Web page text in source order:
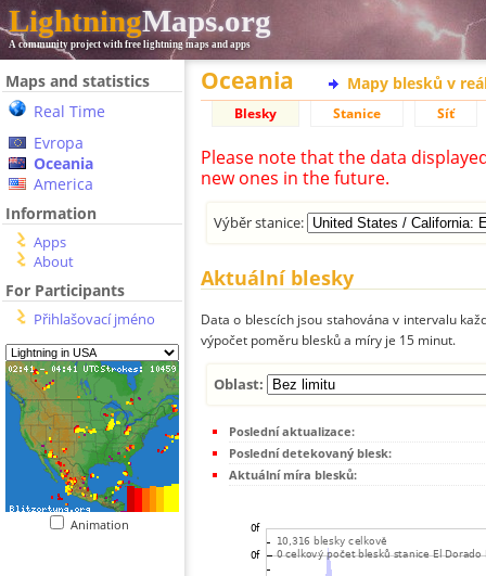
LightningMaps.org
A community project with free lightning maps and apps
Maps and statistics
Real Time
Evropa
Oceania
America
Information
Apps
About
For Participants
Přihlašovací jméno
Animation
Oceania Mapy blesků v
Blesky Stanice Síť
Please note that the data
new ones in the future.
Výběr stanice:
Aktuální blesky
Data o blescích jsou stahována v intervalu
výpočet poměru blesků a míry je 15 minut.
Oblast:
Poslední aktualizace:
Poslední detekovaný blesk:
Aktuální míra blesků: